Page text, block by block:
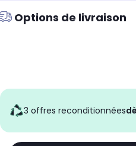
Options de livraison
3 offres reconditionnées